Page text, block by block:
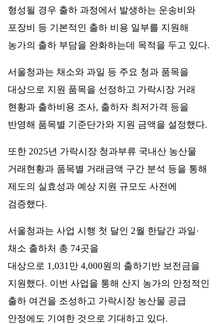
형성될 경우 출하 과정에서 발생하는 운송비와
포장비 등 기본적인 출하 비용 일부를 지원해
농가의 출하 부담을 완화하는데 목적을 두고 있다.
서울청과는 채소와 과일 등 주요 청과 품목을
대상으로 지원 품목을 선정하고 가락시장 거래
현황과 출하비용 조사, 출하자 최저가격 등을
반영해 품목별 기준단가와 지원 금액을 설정했다.
또한 2025년 가락시장 청과부류 국내산 농산물
거래현황과 품목별 거래금액 구간 분석 등을 통해
제도의 실효성과 예상 지원 규모도 사전에
검증했다.
서울청과는 사업 시행 첫 달인 2월 한달간 과일 ·
채소 출하처 총 74곳을
대상으로 1,031 만 4,000원의 출하기반 보전금을
지원했다. 이번 사업을 통해 산지 농가의 안정적인
출하 여건을 조성하고 가락시장 농산물 공급
안정에도 기여한 것으로 기대하고 있다.